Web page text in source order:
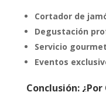
Cortador de
Degustación
Servicio gourmet
Eventos
Conclusión: